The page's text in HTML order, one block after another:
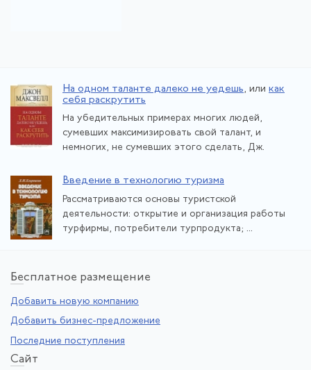
На одном таланте далеко не уедешь, или как
себя раскрутить
На убедительных примерах многих людей,
сумевших максимизировать свой талант, и
немногих, не сумевших этого сделать, Дж.
Введение в технологию туризма
Рассматриваются основы туристской
деятельности: открытие и организация работы
турфирмы, потребители турпродукта; ...
Бесплатное размещение
Добавить новую компанию
Добавить бизнес-предложение
Последние поступления
Сайт